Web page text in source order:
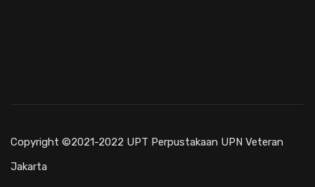
Copyright ©2021-2022 UPT Perpustakaan UPN Veteran
Jakarta